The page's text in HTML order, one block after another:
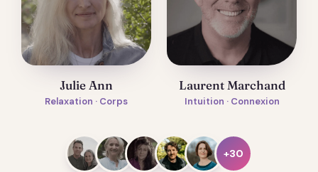
Julie Ann
Relaxation · Corps
Laurent Marchand
Intuition · Connexion
+30